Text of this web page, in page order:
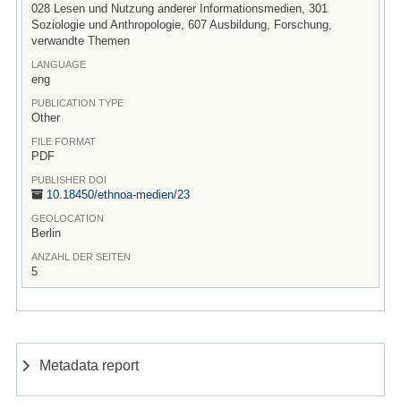
028 Lesen und Nutzung anderer Informationsmedien, 301
Soziologie und Anthropologie, 607 Ausbildung, Forschung,
verwandte Themen
LANGUAGE
eng
PUBLICATION TYPE
Other
FILE FORMAT
PDF
PUBLISHER DOI
10.18450/ethnoa-medien/23
GEOLOCATION
Berlin
ANZAHL DER SEITEN
5
Metadata report